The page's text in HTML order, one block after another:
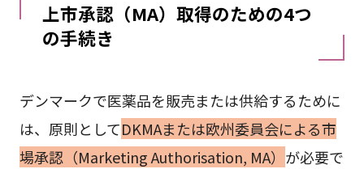
上市承認（MA）取得のための4つ
の手続き
デンマークで医薬品を販売または供給するために
は、原則としてDKMAまたは欧州委員会による市
場承認（Marketing Authorisation, MA） が必要で